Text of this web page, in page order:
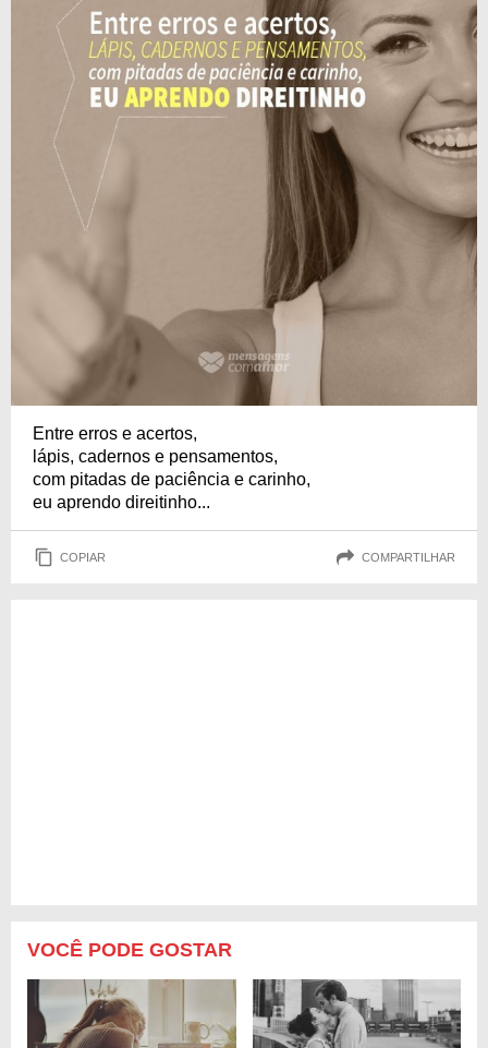
Entre erros e acertos,
lápis, cadernos e pensamentos,
com pitadas de paciência e carinho,
eu aprendo direitinho...
COPIAR COMPARTILHAR
VOCÊ PODE GOSTAR